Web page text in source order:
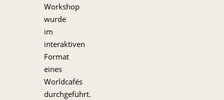
Workshop
wurde
im
interaktiven
Format
eines
Worldcafés
durchgeführt.